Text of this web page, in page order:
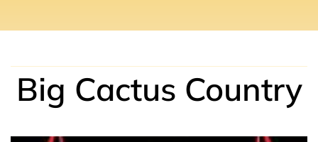
Big Cactus Country